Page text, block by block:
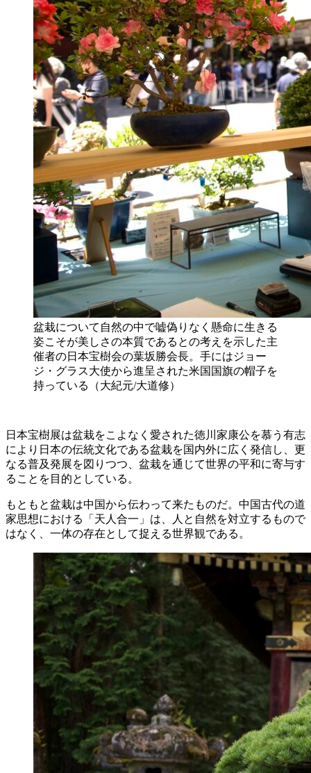
盆栽について自然の中で嘘偽りなく懸命に生きる
姿こそが美しさの本質であるとの考えを示した主
催者の日本宝樹会の葉坂勝会長。手にはジョー
ジ・グラス大使から進呈された米国国旗の帽子を
持っている（大紀元/大道修）
日本宝樹展は盆栽をこよなく愛された徳川家康公を慕う有志
により日本の伝統文化である盆栽を国内外に広く発信し、更
なる普及発展を図りつつ、盆栽を通じて世界の平和に寄与す
ることを目的としている。
もともと盆栽は中国から伝わって来たものだ。中国古代の道
家思想における「天人合一」は、人と自然を対立するもので
はなく、一体の存在として捉える世界観である。